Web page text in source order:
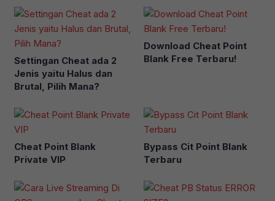
Settingan Cheat ada 2
Jenis yaitu Halus dan
Brutal, Pilih Mana?
Download Cheat Point
Blank Free Terbaru!
Cheat Point Blank
Private VIP
Bypass Cit Point Blank
Terbaru